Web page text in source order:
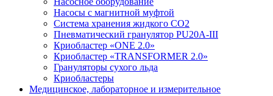
Насосы с магнитной муфтой
Система хранения жидкого CO2
Пневматический гранулятор PU20A-III
Криобластер «ONE 2.0»
Криобластер «TRANSFORMER 2.0»
Грануляторы сухого льда
Криобластеры
Медицинское, лабораторное и измерительное